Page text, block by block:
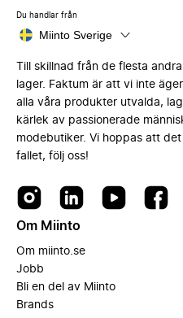
Du handlar från
Miinto Sverige
Till skillnad från de flesta
lager. Faktum är att vi inte
alla våra produkter utvalda,
kärlek av passionerade
modebutiker. Vi hoppas att
fallet, följ oss!
Om Miinto
Om miinto.se
Jobb
Bli en del av Miinto
Brands